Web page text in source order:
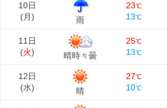
10日
(月) 雨
23℃
13℃
11日
(火) 晴時々曇
25℃
13℃
12日
(水) 晴
27℃
10℃